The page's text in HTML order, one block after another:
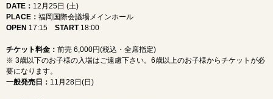
DATE ： 12月25日 (土)
PLACE ： 福岡国際会議場メインホール
OPEN 17:15 START18:00
チケット料金： 前売 6,000円(税込・全席指定)
※ 3歳以下のお子様の入場はご遠慮下さい。6歳以上のお子様からチケットが必
要になります。
一般発売日 ： 11月28日(日)